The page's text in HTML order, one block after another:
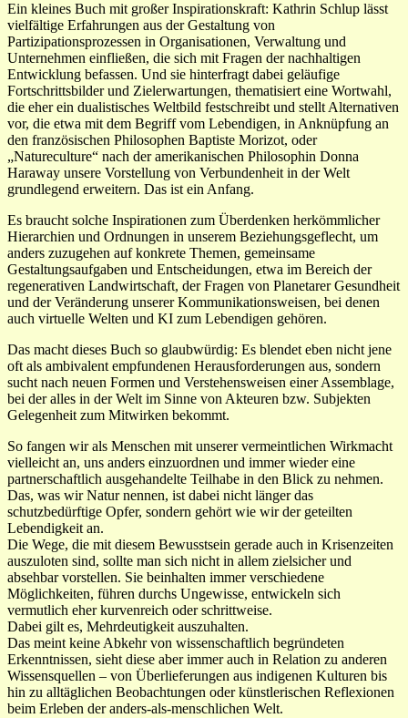
Ein kleines Buch mit großer Inspirationskraft: Kathrin Schlup lässt
vielfältige Erfahrungen aus der Gestaltung von
Partizipationsprozessen in Organisationen, Verwaltung und
Unternehmen einfließen, die sich mit Fragen der nachhaltigen
Entwicklung befassen. Und sie hinterfragt dabei geläufige
Fortschrittsbilder und Zielerwartungen, thematisiert eine Wortwahl,
die eher ein dualistisches Weltbild festschreibt und stellt Alternativen
vor, die etwa mit dem Begriff vom Lebendigen, in Anknüpfung an
den französischen Philosophen Baptiste Morizot, oder
„Natureculture“ nach der amerikanischen Philosophin Donna
Haraway unsere Vorstellung von Verbundenheit in der Welt
grundlegend erweitern. Das ist ein Anfang.
Es braucht solche Inspirationen zum Überdenken herkömmlicher
Hierarchien und Ordnungen in unserem Beziehungsgeflecht, um
anders zuzugehen auf konkrete Themen, gemeinsame
Gestaltungsaufgaben und Entscheidungen, etwa im Bereich der
regenerativen Landwirtschaft, der Fragen von Planetarer Gesundheit
und der Veränderung unserer Kommunikationsweisen, bei denen
auch virtuelle Welten und KI zum Lebendigen gehören.
Das macht dieses Buch so glaubwürdig: Es blendet eben nicht jene
oft als ambivalent empfundenen Herausforderungen aus, sondern
sucht nach neuen Formen und Verstehensweisen einer Assemblage,
bei der alles in der Welt im Sinne von Akteuren bzw. Subjekten
Gelegenheit zum Mitwirken bekommt.
So fangen wir als Menschen mit unserer vermeintlichen Wirkmacht
vielleicht an, uns anders einzuordnen und immer wieder eine
partnerschaftlich ausgehandelte Teilhabe in den Blick zu nehmen.
Das, was wir Natur nennen, ist dabei nicht länger das
schutzbedürftige Opfer, sondern gehört wie wir der geteilten
Lebendigkeit an.
Die Wege, die mit diesem Bewusstsein gerade auch in Krisenzeiten
auszuloten sind, sollte man sich nicht in allem zielsicher und
absehbar vorstellen. Sie beinhalten immer verschiedene
Möglichkeiten, führen durchs Ungewisse, entwickeln sich
vermutlich eher kurvenreich oder schrittweise.
Dabei gilt es, Mehrdeutigkeit auszuhalten.
Das meint keine Abkehr von wissenschaftlich begründeten
Erkenntnissen, sieht diese aber immer auch in Relation zu anderen
Wissensquellen – von Überlieferungen aus indigenen Kulturen bis
hin zu alltäglichen Beobachtungen oder künstlerischen Reflexionen
beim Erleben der anders-als-menschlichen Welt.